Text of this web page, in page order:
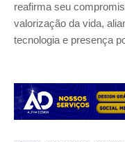
reafirma seu
valorização da vida,
tecnologia e presença